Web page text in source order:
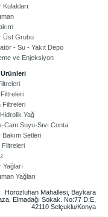
Courpar Otomotiv & Yedek Parça
Horozluhan Mahallesi, Baykara
Elmadağı Sokak. No:77 D:E,
42110 Selçuklu/Konya
Kulakları
Üst Grubu
- Su - Yakıt Depo
ve Enjeksiyon
Ürünleri
Filtreleri
Filtreleri
Yağ
Cam Suyu-Sıvı Conta
Bakım Setleri
Yağları